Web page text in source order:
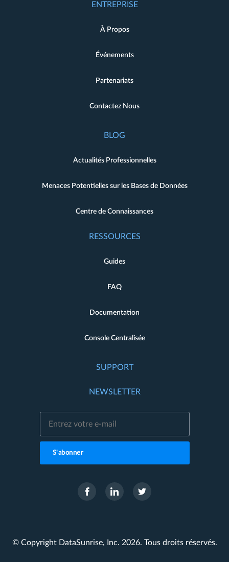
ENTREPRISE
À Propos
Événements
Partenariats
Contactez Nous
BLOG
Actualités Professionnelles
Menaces Potentielles sur les Bases de Données
Centre de Connaissances
RESSOURCES
Guides
FAQ
Documentation
Console Centralisée
SUPPORT
NEWSLETTER
S'abonner
© Copyright DataSunrise, Inc. 2026. Tous droits réservés.